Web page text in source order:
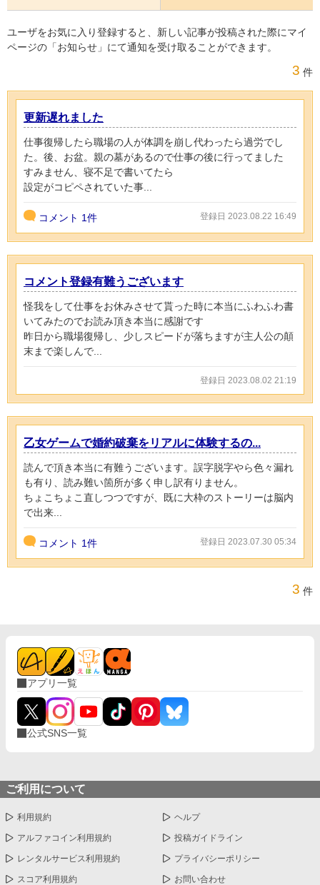
ユーザをお気に入り登録すると、新しい記事が投稿された際にマイ
ページの「お知らせ」にて通知を受け取ることができます。
3 件
更新遅れました
仕事復帰したら職場の人が体調を崩し代わったら過労でし
た。後、お盆。親の墓があるので仕事の後に行ってました
すみません、寝不足で書いてたら
設定がコピペされていた事...
コメント 1件 登録日 2023.08.22 16:49
コメント登録有難うございます
怪我をして仕事をお休みさせて貰った時に本当にふわふわ書
いてみたのでお読み頂き本当に感謝です
昨日から職場復帰し、少しスピードが落ちますが主人公の顛
末まで楽しんで...
登録日 2023.08.02 21:19
乙女ゲームで婚約破棄をリアルに体験するの...
読んで頂き本当に有難うございます。誤字脱字やら色々漏れ
も有り、読み難い箇所が多く申し訳有りません。
ちょこちょこ直しつつですが、既に大枠のストーリーは脳内
で出来...
コメント 1件 登録日 2023.07.30 05:34
3 件
アプリ一覧
公式SNS一覧
ご利用について
利用規約 ヘルプ
アルファコイン利用規約 投稿ガイドライン
レンタルサービス利用規約 プライバシーポリシー
スコア利用規約 お問い合わせ